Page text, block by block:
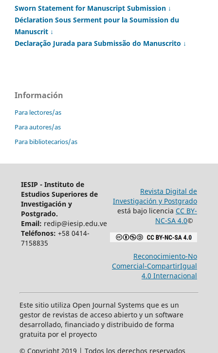
Sworn Statement for Manuscript Submission ↓
Déclaration Sous Serment pour la Soumission du
Manuscrit ↓
Declaração Jurada para Submissão do Manuscrito ↓
Información
Para lectores/as
Para autores/as
Para bibliotecarios/as
IESIP - Instituto de
Estudios Superiores de
Investigación y
Postgrado.
Email: redip@iesip.edu.ve
Teléfonos: +58 0414-
7158835
Revista Digital de
Investigación y Postgrado
está bajo licencia CC BY-
NC-SA 4.0©
Reconocimiento-No
Comercial-CompartirIgual
4.0 Internacional
Este sitio utiliza Open Journal Systems que es un
gestor de revistas de acceso abierto y un software
desarrollado, financiado y distribuido de forma
gratuita por el proyecto
© Copyright 2019 | Todos los derechos reservados